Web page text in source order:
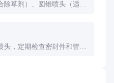
除草剂）、圆锥喷头（适合
头，定期检查密封件和管